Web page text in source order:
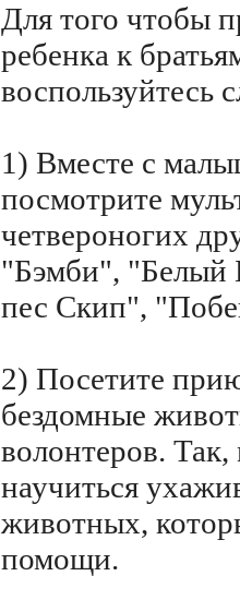
Для того чтобы
ребенка к
воспользуйтесь
1) Вместе с
посмотрите
четвероногих
"Бэмби",
пес Скип",
2) Посетите
бездомные
волонтеров.
научиться
животных,
помощи.